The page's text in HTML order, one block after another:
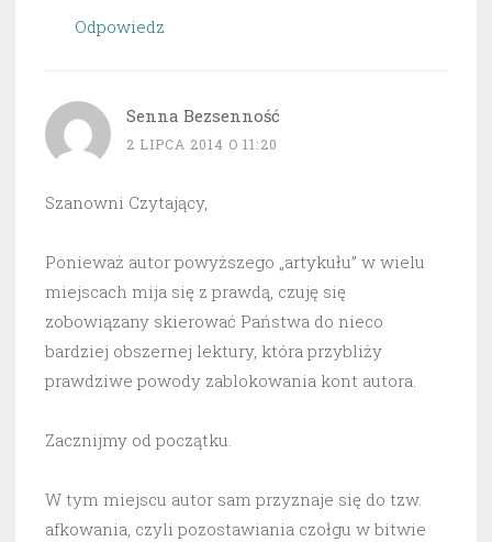
Odpowiedz
Senna Bezsenność
2 LIPCA 2014 O 11:20
Szanowni Czytający,
Ponieważ autor powyższego „artykułu” w wielu
miejscach mija się z prawdą, czuję się
zobowiązany skierować Państwa do nieco
bardziej obszernej lektury, która przybliży
prawdziwe powody zablokowania kont autora.
Zacznijmy od początku.
W tym miejscu autor sam przyznaje się do tzw.
afkowania, czyli pozostawiania czołgu w bitwie